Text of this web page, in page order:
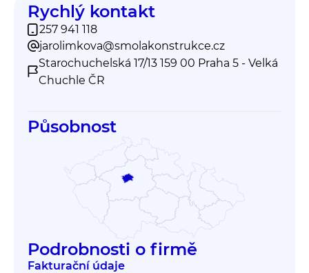
Rychlý kontakt
257 941 118
jarolimkova@smolakonstrukce.cz
Starochuchelská 17/13 159 00 Praha 5 - Velká
Chuchle ČR
Působnost
Podrobnosti o firmě
Fakturační údaje